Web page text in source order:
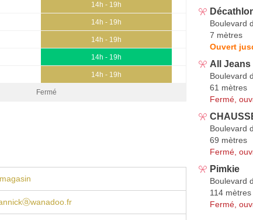
14h - 19h
14h - 19h
14h - 19h
14h - 19h
14h - 19h
Fermé
Boulevard
7 mètres
Ouvert
All Jeans
Boulevard
61 mètres
Fermé,
Boulevard
69 mètres
Fermé,
Pimkie
Boulevard
114 mètres
Fermé,